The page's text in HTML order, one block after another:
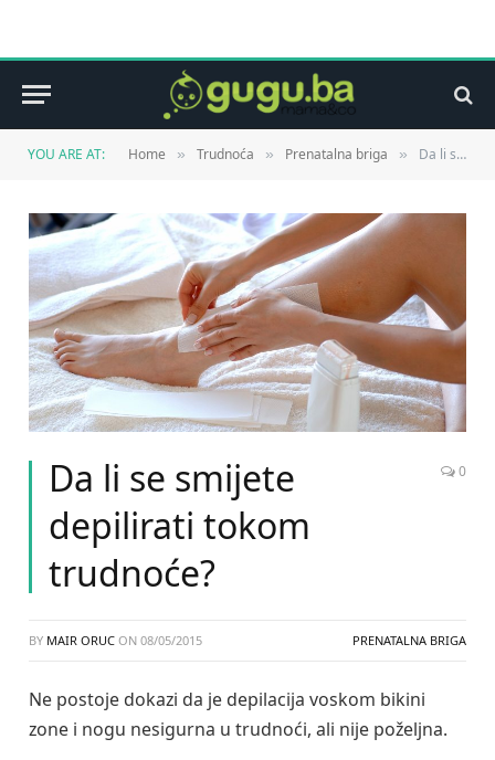
YOU ARE AT: Home » Trudnoća » Prenatalna briga » Da li se smijete depilirati tokom trudnoće?
Da li se smijete
depilirati tokom
trudnoće?
0
BY MAIR ORUC ON 08/05/2015 PRENATALNA BRIGA
Ne postoje dokazi da je depilacija voskom bikini
zone i nogu nesigurna u trudnoći, ali nije poželjna.